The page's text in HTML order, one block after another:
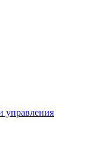
управления